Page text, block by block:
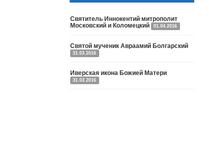
Святитель Иннокентий митрополит
Московский и Коломецкий
01.04.2016
Святой мученик Авраамий Болгарский
31.03.2016
Иверская икона Божией Матери
31.03.2016